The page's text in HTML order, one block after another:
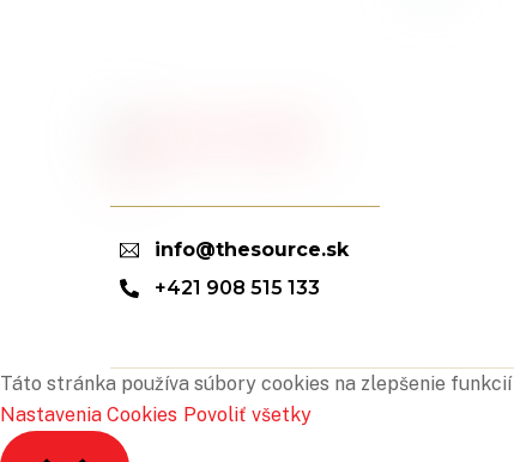
info@thesource.sk
+421 908 515 133
Táto stránka používa súbory cookies na zlepšenie
Nastavenia Cookies Povoliť všetky